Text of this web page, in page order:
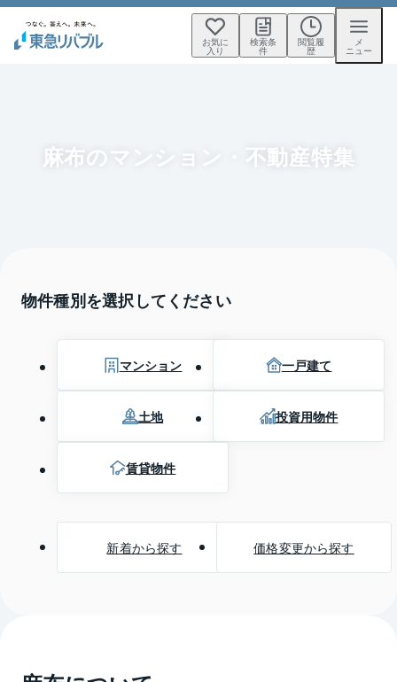
お気に
入り
検索条
件
閲覧履
歴
メ
ニュー
麻布のマンション・不動産特集
物件種別を選択してください
マンション 一戸建て
土地 投資用物件
賃貸物件
新着から探す 価格変更から探す